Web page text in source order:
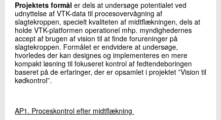
Jeg er din kontaktperson
Jeppe Bo Andersen
Seniorprojektleder
Bæredygtighed og Digitalisering
+45 72 20 15 70
Send e-mail
Skriv til mig
Projektets formål er dels at undersøge potentialet ved
udnyttelse af VTK-data til procesovervågning af
slagtekroppen, specielt kvaliteten af midtflækningen, dels at
holde VTK-platformen operationel mhp. myndighedernes
accept af brugen af vision til at finde forureninger på
slagtekroppen. Formålet er endvidere at undersøge,
hvorledes der kan designes og implementeres en mere
kompakt løsning til fokuseret kontrol af fedtendeboringen
baseret på de erfaringer, der er opsamlet i projektet ”Vision til
kødkontrol”.
AP1. Proceskontrol efter midtflækning